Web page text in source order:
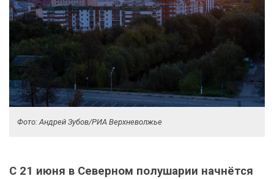
Фото: Андрей Зубов/РИА Верхневолжье
С 21 июня в Северном полушарии начнётся